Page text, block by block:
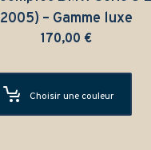
2005) – Gamme luxe
170,00 €
Choisir une couleur